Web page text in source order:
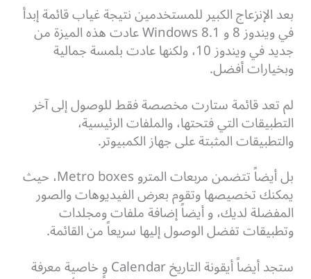
بعد الإنزعاج الكبير للمستخدمين نتيجة غياب قائمة إبدأ
في ويندوز 8 و 8.1 Windows عادت هذه الميزة من
جديد في ويندوز 10، ولكنها عادت بلمسة جمالية
وبخيارات أفضل.
لم تعد قائمة ستارت مخصصة فقط للوصول إلى آخر
التطبيقات التي فتحتها، والملفات الرئيسية،
والتطبيقات المثبتة على جهاز الكمبيوتر.
بل أيضاً تتضمن مربعات المترو Metro boxes، حيث
يمكنك تخصيصها وتقوم بعرض الفيديوهات والصور
المفضلة لديك، و أيضاً إضافة ملفات ومجلدات
وتطبيقات تفضل الوصول إليها سريعاً من القائمة.
ستجد أيضاً أيقونة التاريخ Calendar و خاصية معرفة